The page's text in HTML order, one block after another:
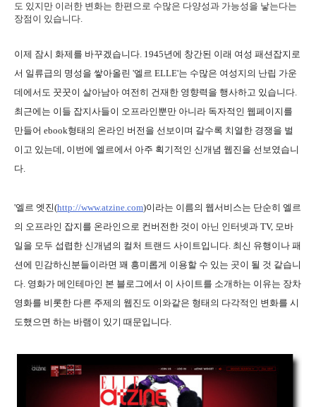
도 있지만 이러한 변화는 한편으로 수많은 다양성과 가능성을 낳는다는
장점이 있습니다.
이제 잠시 화제를 바꾸겠습니다. 1945년에 창간된 이래 여성 패션잡지로
서 일류급의 명성을 쌓아올린 '엘르 ELLE'는 수많은 여성지의 난립 가운
데에서도 꿋꿋이 살아남아 여전히 건재한 영향력을 행사하고 있습니다.
최근에는 이들 잡지사들이 오프라인뿐만 아니라 독자적인 웹페이지를
만들어 ebook형태의 온라인 버전을 선보이며 갈수록 치열한 경쟁을 벌
이고 있는데, 이번에 엘르에서 아주 획기적인 신개념 웹진을 선보였습니
다.
'엘르 엣진(http://www.atzine.com)이라는 이름의 웹서비스는 단순히 엘르
의 오프라인 잡지를 온라인으로 컨버전한 것이 아닌 인터넷과 TV, 모바
일을 모두 섭렵한 신개념의 컬처 트랜드 사이트입니다. 최신 유행이나 패
션에 민감하신분들이라면 꽤 흥미롭게 이용할 수 있는 곳이 될 것 같습니
다. 영화가 메인테마인 본 블로그에서 이 사이트를 소개하는 이유는 장차
영화를 비롯한 다른 주제의 웹진도 이와같은 형태의 다각적인 변화를 시
도했으면 하는 바램이 있기 때문입니다.